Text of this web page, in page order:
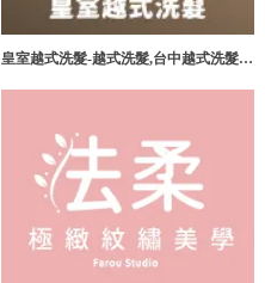
皇室越式洗髮-越式洗髮,台中越式洗髮,